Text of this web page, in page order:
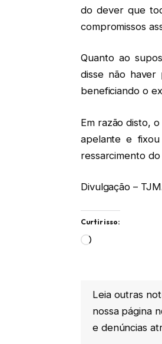
do dever que
compromissos
Quanto ao
disse não haver
beneficiando o
Em razão disto,
apelante e
ressarcimento do
Divulgação –
Curtir isso:
Carregando...
Leia outras
nossa página
e denúncias